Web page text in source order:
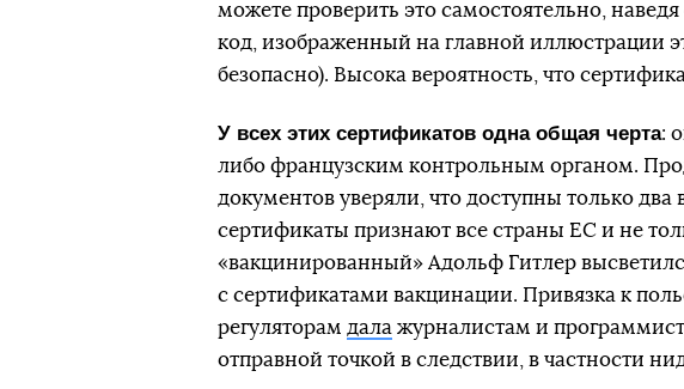
можете проверить это самостоятельно,
код, изображенный на главной иллюстрации
безопасно). Высока вероятность, что
У всех этих сертификатов одна общая черта:
либо французским контрольным органом.
документов уверяли, что доступны только два
сертификаты признают все страны ЕС и не
«вакцинированный» Адольф Гитлер
с сертификатами вакцинации. Привязка к
регуляторам дала журналистам и
отправной точкой в следствии, в частности